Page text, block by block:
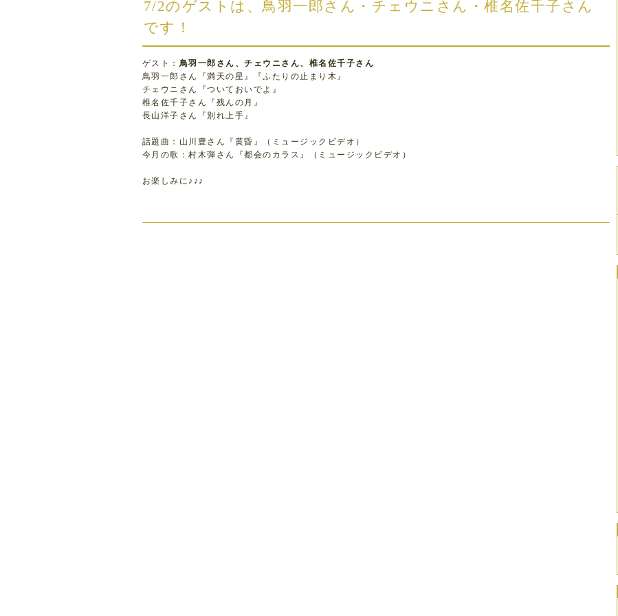
7/2のゲストは、鳥羽一郎さん・チェウニさん・椎名佐千子さん
です！
ゲスト： 鳥羽一郎さん、チェウニさん、椎名佐千子さん
鳥羽一郎さん『満天の星』『ふたりの止まり木』
チェウニさん『ついておいでよ』
椎名佐千子さん『残んの月』
長山洋子さん『別れ上手』
話題曲：山川豊さん『黄昏』（ミュージックビデオ）
今月の歌：村木弾さん『都会のカラス』（ミュージックビデオ）
お楽しみに♪♪♪